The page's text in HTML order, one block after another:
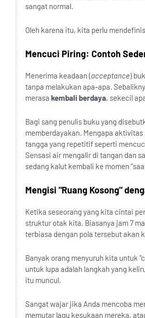
sangat normal.
Oleh karena itu, kita perlu
Mencuci Piring: Contoh
Menerima keadaan (acceptance)
tanpa melakukan apa-apa.
merasa kembali berdaya, sekecil
Bagi sang penulis buku yang
memberdayakan. Mengapa
tangga yang repetitif seperti
Sensasi air mengalir di tangan dan
sedang kalut kembali ke momen
Mengisi "Ruang Kosong"
Ketika seseorang yang kita cintai
struktur otak kita. Biasanya jam 7
terbiasa dengan pola tersebut akan
Banyak orang menyuruh kita untuk
untuk lupa adalah langkah yang
itu muncul.
Sangat wajar jika Anda mencoba
memutar lagu kesukaan mereka,